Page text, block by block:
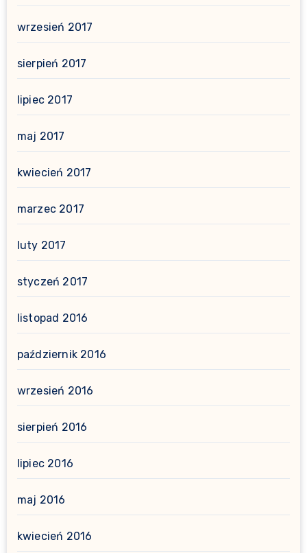
wrzesień 2017
sierpień 2017
lipiec 2017
maj 2017
kwiecień 2017
marzec 2017
luty 2017
styczeń 2017
listopad 2016
październik 2016
wrzesień 2016
sierpień 2016
lipiec 2016
maj 2016
kwiecień 2016